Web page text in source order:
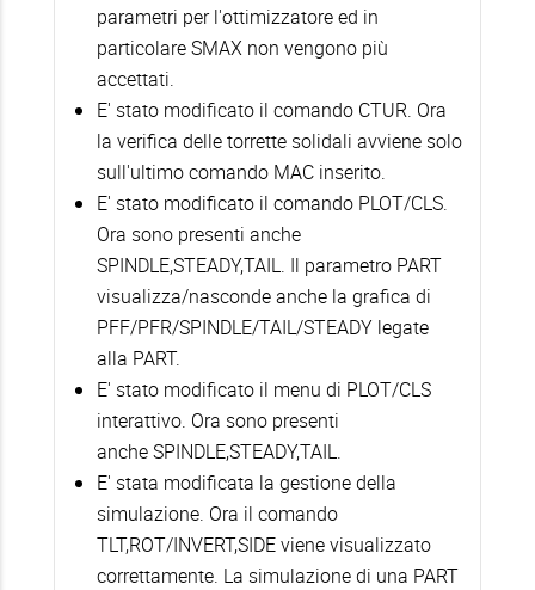
parametri per l'ottimizzatore ed in
particolare SMAX non vengono più
accettati.
E' stato modificato il comando CTUR. Ora
la verifica delle torrette solidali avviene solo
sull'ultimo comando MAC inserito.
E' stato modificato il comando PLOT/CLS.
Ora sono presenti anche
SPINDLE,STEADY,TAIL. Il parametro PART
visualizza/nasconde anche la grafica di
PFF/PFR/SPINDLE/TAIL/STEADY legate
alla PART.
E' stato modificato il menu di PLOT/CLS
interattivo. Ora sono presenti
anche SPINDLE,STEADY,TAIL.
E' stata modificata la gestione della
simulazione. Ora il comando
TLT,ROT/INVERT,SIDE viene visualizzato
correttamente. La simulazione di una PART